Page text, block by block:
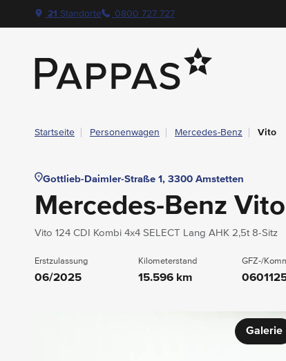
Navigation überspringen
Zum Hauptcontent
Zur Hauptnavigation springen
layout.table-of-content
Technische Daten
Fahrzeugausstattung
Beispielangebot
Standort & Ansprechpartner
Das könnte Sie auch interessieren
Angebote & Aktionen bei Pappas
21 Standorte 0800 727 727
Startseite Personenwagen Mercedes-Benz Vito
Gottlieb-Daimler-Straße 1, 3300 Amstetten
Mercedes-Benz Vito
Vito 124 CDI Kombi 4x4 SELECT Lang AHK 2,5t 8-Sitz
Erstzulassung
06/2025
Kilometerstand
15.596 km
GFZ-/
Galerie